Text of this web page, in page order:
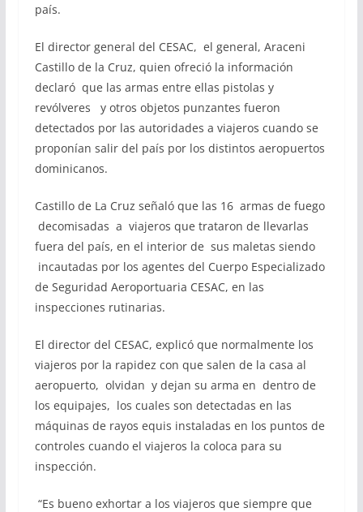
país.
El director general del CESAC, el general, Araceni
Castillo de la Cruz, quien ofreció la información
declaró que las armas entre ellas pistolas y
revólveres y otros objetos punzantes fueron
detectados por las autoridades a viajeros cuando se
proponían salir del país por los distintos aeropuertos
dominicanos.
Castillo de La Cruz señaló que las 16 armas de fuego
decomisadas a viajeros que trataron de llevarlas
fuera del país, en el interior de sus maletas siendo
incautadas por los agentes del Cuerpo Especializado
de Seguridad Aeroportuaria CESAC, en las
inspecciones rutinarias.
El director del CESAC, explicó que normalmente los
viajeros por la rapidez con que salen de la casa al
aeropuerto, olvidan y dejan su arma en dentro de
los equipajes, los cuales son detectadas en las
máquinas de rayos equis instaladas en los puntos de
controles cuando el viajeros la coloca para su
inspección.
“Es bueno exhortar a los viajeros que siempre que